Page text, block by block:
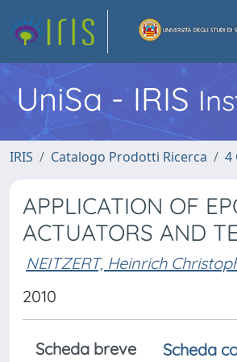
UniSa - IRIS
IRIS Catalogo Prodotti Ricerca 4
APPLICATION OF
ACTUATORS AND
NEITZERT, Heinrich
2010
Scheda breve Scheda